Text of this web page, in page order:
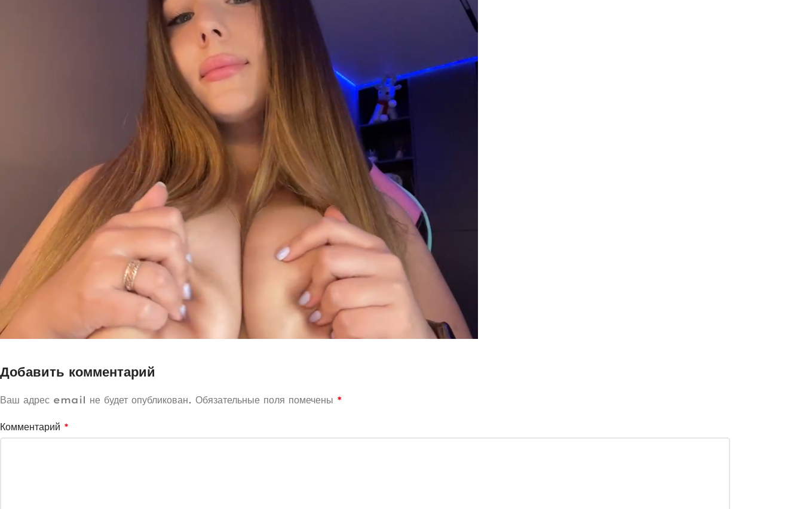
Добавить комментарий
Ваш адрес email не будет опубликован. Обязательные поля помечены *
Комментарий *